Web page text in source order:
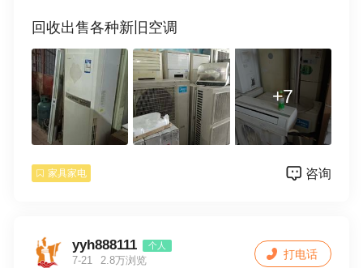
回收出售各种新旧空调
+7
家具家电 咨询
yyh888111 个人
7-21 2.8万浏览
打电话